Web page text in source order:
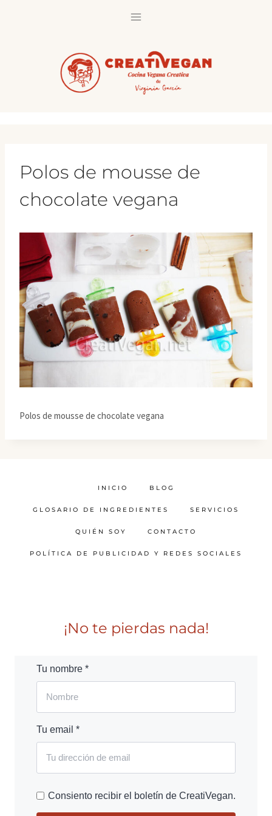
Polos de mousse de
chocolate vegana
Polos de mousse de chocolate vegana
INICIO BLOG
GLOSARIO DE INGREDIENTES SERVICIOS
QUIÉN SOY CONTACTO
POLÍTICA DE PUBLICIDAD Y REDES SOCIALES
¡No te pierdas nada!
Tu nombre *
Tu email *
Consiento recibir el boletín de CreatiVegan.